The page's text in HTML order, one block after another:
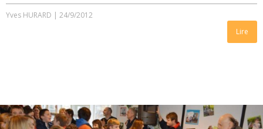
Yves HURARD | 24/9/2012
Lire